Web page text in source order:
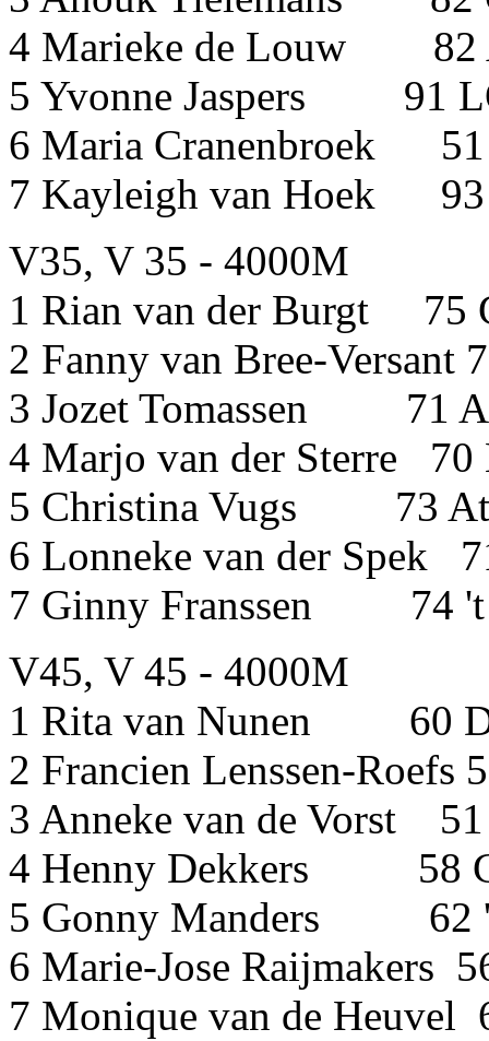
4 Marieke de Louw
5 Yvonne
6 Maria Cranenbroek
7 Kayleigh van Hoek
V35, V 35 - 4000M
1 Rian van der
2 Fanny van Bree-
3 Jozet Tomassen 71
4 Marjo van der Sterre
5 Christina Vugs 73
6 Lonneke van der
7 Ginny Franssen 74
V45, V 45 - 4000M
1 Rita van Nunen
2 Francien Lenssen-
3 Anneke van de
4 Henny Dekkers
5 Gonny Manders 62
6 Marie-Jose
7 Monique van de